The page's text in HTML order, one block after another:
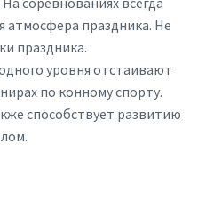
атмосфера праздника. Не
праздника.
уровня отстаивают
по конному спорту.
способствует развитию